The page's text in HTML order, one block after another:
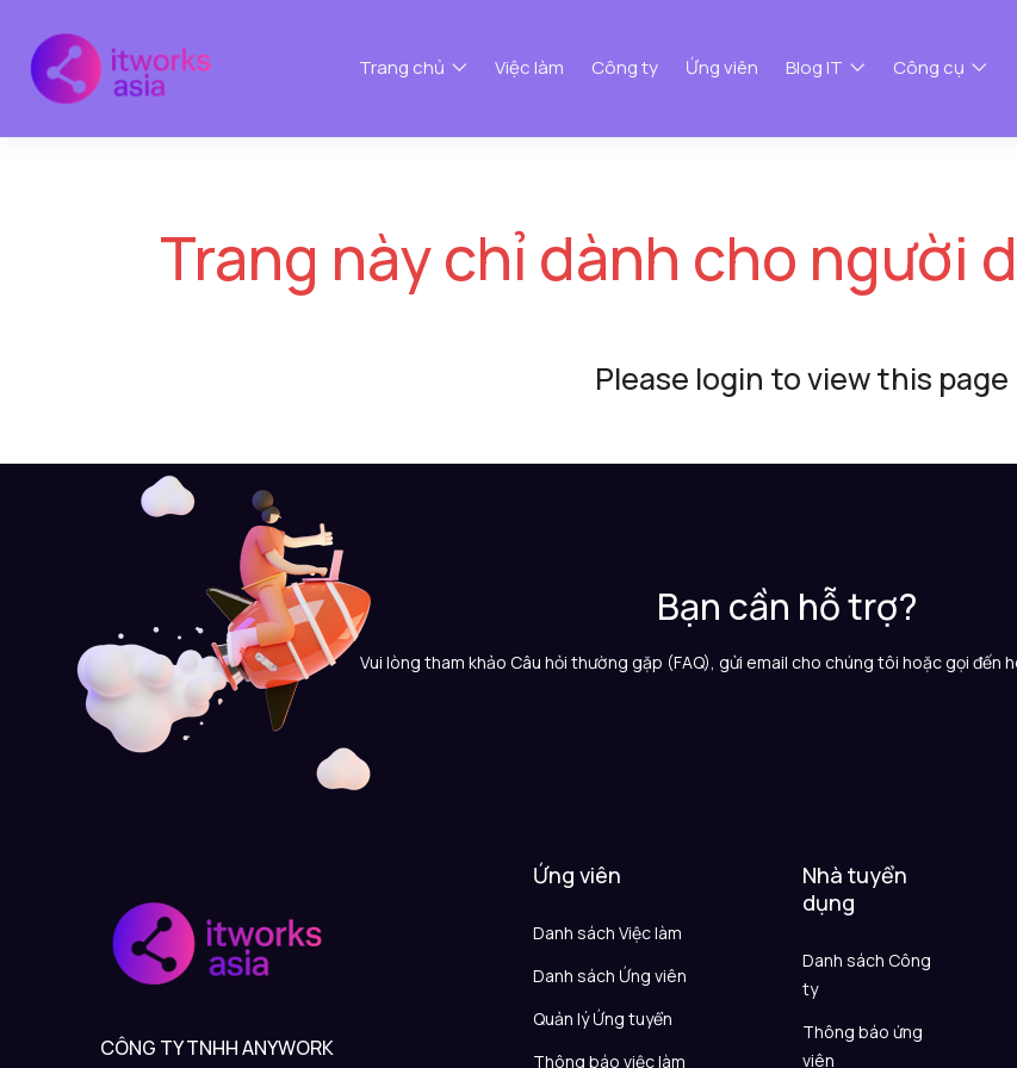
Trang chủ Việc làm Công ty Ứng viên Blog IT Công cụ
Trang này chỉ dành cho người
Please login to view this page
Bạn cần hỗ trợ?
Vui lòng tham khảo Câu hỏi thường gặp (FAQ), gửi email cho chúng tôi hoặc gọi đến
CÔNG TY TNHH ANYWORK
Ứng viên
Danh sách Việc làm
Danh sách Ứng viên
Quản lý Ứng tuyển
Thông báo việc làm
Nhà tuyển
dụng
Danh sách Công
ty
Thông báo ứng
viên